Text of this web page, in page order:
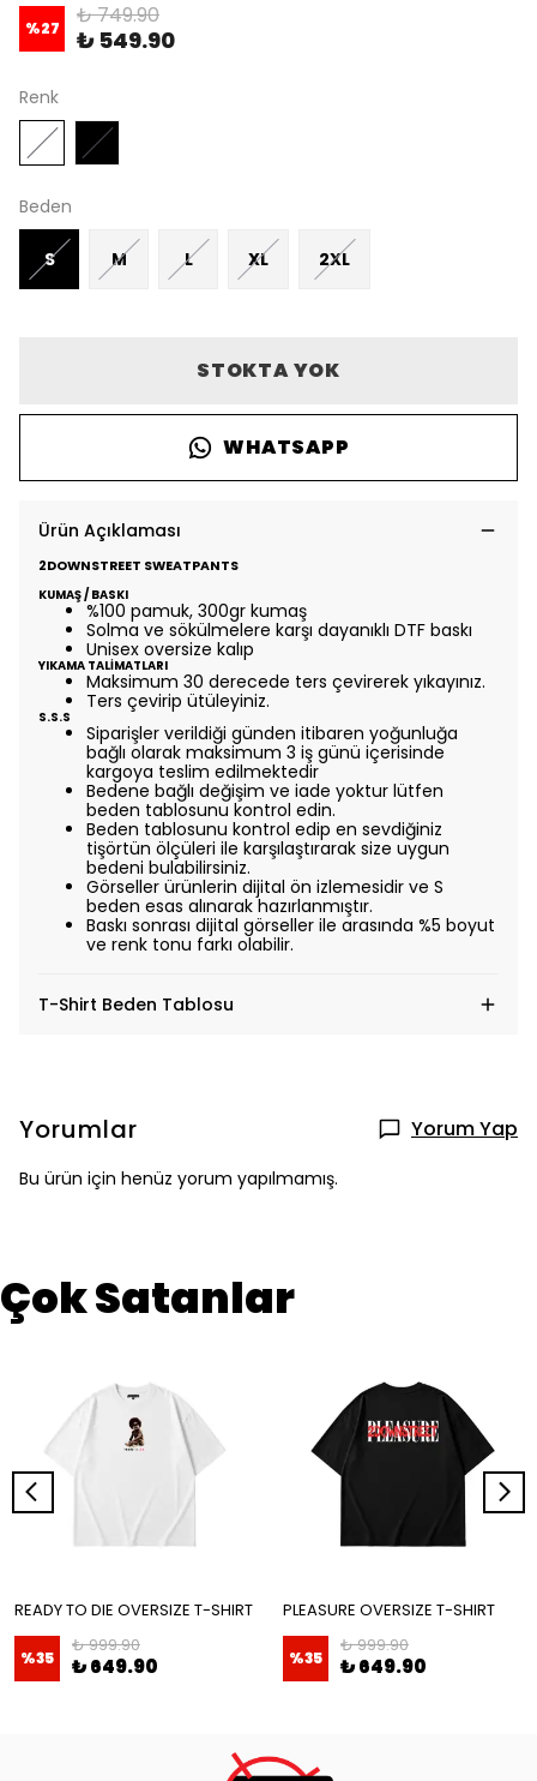
%27 ₺ 749.90
₺ 549.90
Renk
Beden
S M L XL 2XL
STOKTA YOK
WHATSAPP
Ürün Açıklaması
2DOWNSTREET SWEATPANTS
KUMAŞ / BASKI
%100 pamuk, 300gr kumaş
Solma ve sökülmelere karşı dayanıklı DTF baskı
Unisex oversize kalıp
YIKAMA TALİMATLARI
Maksimum 30 derecede ters çevirerek yıkayınız.
Ters çevirip ütüleyiniz.
S.S.S
Siparişler verildiği günden itibaren yoğunluğa
bağlı olarak maksimum 3 iş günü içerisinde
kargoya teslim edilmektedir
Bedene bağlı değişim ve iade yoktur lütfen
beden tablosunu kontrol edin.
Beden tablosunu kontrol edip en sevdiğiniz
tişörtün ölçüleri ile karşılaştırarak size uygun
bedeni bulabilirsiniz.
Görseller ürünlerin dijital ön izlemesidir ve S
beden esas alınarak hazırlanmıştır.
Baskı sonrası dijital görseller ile arasında %5 boyut
ve renk tonu farkı olabilir.
T-Shirt Beden Tablosu
Yorumlar Yorum Yap
Bu ürün için henüz yorum yapılmamış.
Çok Satanlar
READY TO DIE OVERSIZE T-SHIRT
%35
₺ 999.90
₺ 649.90
PLEASURE OVERSIZE T-SHIRT
%35
₺ 999.90
₺ 649.90